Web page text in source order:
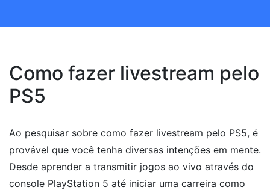
Como fazer livestream pelo
PS5
Ao pesquisar sobre como fazer livestream pelo PS5, é
provável que você tenha diversas intenções em mente.
Desde aprender a transmitir jogos ao vivo através do
console PlayStation 5 até iniciar uma carreira como